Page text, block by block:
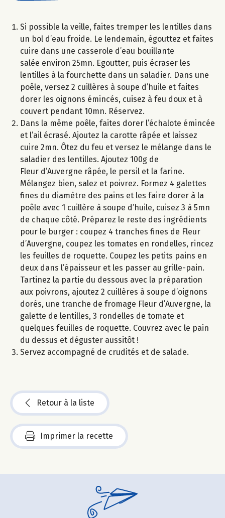
Si possible la veille, faites tremper les lentilles dans
un bol d’eau froide. Le lendemain, égouttez et faites
cuire dans une casserole d’eau bouillante
salée environ 25mn. Egoutter, puis écraser les
lentilles à la fourchette dans un saladier. Dans une
poêle, versez 2 cuillères à soupe d’huile et faites
dorer les oignons émincés, cuisez à feu doux et à
couvert pendant 10mn. Réservez.
Dans la même poêle, faites dorer l’échalote émincée
et l’ail écrasé. Ajoutez la carotte râpée et laissez
cuire 2mn. Ôtez du feu et versez le mélange dans le
saladier des lentilles. Ajoutez 100g de
Fleur d’Auvergne râpée, le persil et la farine.
Mélangez bien, salez et poivrez. Formez 4 galettes
fines du diamètre des pains et les faire dorer à la
poêle avec 1 cuillère à soupe d’huile, cuisez 3 à 5mn
de chaque côté. Préparez le reste des ingrédients
pour le burger : coupez 4 tranches fines de Fleur
d’Auvergne, coupez les tomates en rondelles, rincez
les feuilles de roquette. Coupez les petits pains en
deux dans l’épaisseur et les passer au grille-pain.
Tartinez la partie du dessous avec la préparation
aux poivrons, ajoutez 2 cuillères à soupe d’oignons
dorés, une tranche de fromage Fleur d’Auvergne, la
galette de lentilles, 3 rondelles de tomate et
quelques feuilles de roquette. Couvrez avec le pain
du dessus et déguster aussitôt !
Servez accompagné de crudités et de salade.
Retour à la liste
Imprimer la recette